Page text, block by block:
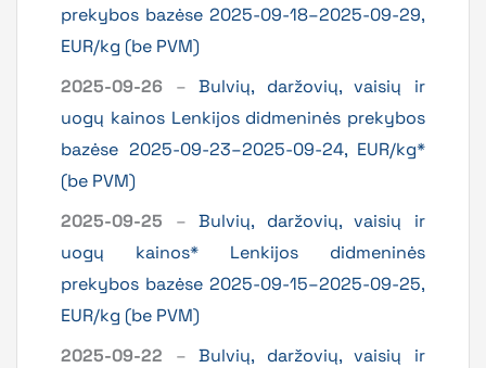
prekybos bazėse 2025-09-18–2025-09-29,
EUR/kg (be PVM)
2025-09-26 –Bulvių, daržovių, vaisių ir
uogų kainos Lenkijos didmeninės prekybos
bazėse 2025-09-23–2025-09-24, EUR/kg*
(be PVM)
2025-09-25 –Bulvių, daržovių, vaisių ir
uogų kainos* Lenkijos didmeninės
prekybos bazėse 2025-09-15–2025-09-25,
EUR/kg (be PVM)
2025-09-22 –Bulvių, daržovių, vaisių ir